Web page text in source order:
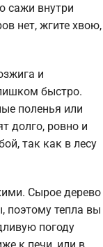
сажи внутри
нет, жгите хвою,
и
быстро.
поленья или
долго, ровно и
так как в лесу
Сырое дерево
поэтому тепла вы
погоду
к печи, или в